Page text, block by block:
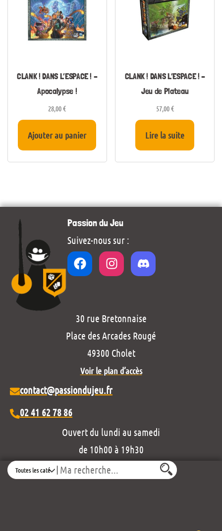
Search
CLANK ! DANS L’ESPACE ! –
Apocalypse !
28,00€
Ajouter au panier
CLANK ! DANS L’ESPACE ! –
Jeu de Plateau
57,00€
Lire la suite
Passion du Jeu
Suivez-nous sur :
30 rue Bretonnaise
Place des Arcades Rougé
49300 Cholet
Voir le plan d’accès
contact@passiondujeu.fr
02 41 62 78 86
Ouvert du lundi au samedi
de 10h00 à 19h30
Découvrez notre projet éditorial :